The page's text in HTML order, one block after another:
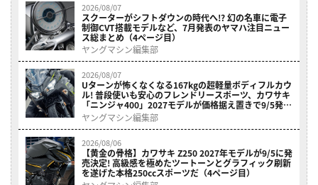
2026/08/07
スクーターがシフトダウンの時代へ!? 幻の名車に電子
制御CVT搭載モデルなど、7月発表のヤマハ注目ニュー
ス総まとめ（4ページ目）
ヤングマシン編集部
2026/08/07
Uターンが怖くなくなる167kgの超軽量ボディフルカウ
ル! 普段使いも安心のフレンドリースポーツ、カワサキ
「ニンジャ400」2027モデルが価格据え置きで9/5発売
（4ページ目）
ヤングマシン編集部
2026/08/06
【黄金の骨格】カワサキ Z250 2027年モデルが9/5に発
売決定! 高級感を極めたツートーンとグラフィック刷新
を遂げた本格250ccスポーツだ（4ページ目）